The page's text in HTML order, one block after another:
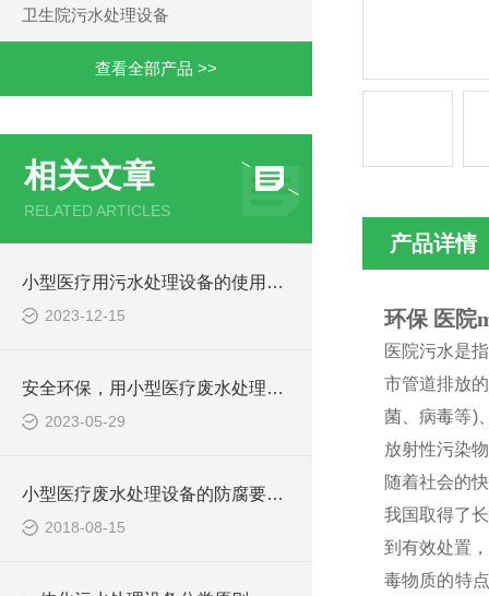
卫生院污水处理设备
查看全部产品 >>
相关文章
RELATED ARTICLES
小型医疗用污水处理设备的使用注意事项
2023-12-15
安全环保，用小型医疗废水处理设备
2023-05-29
小型医疗废水处理设备的防腐要求你做到了吗
2018-08-15
产品详情
环保 医院
医院污水是
市管道排放
菌、病毒等)
放射性污染
随着社会的
我国取得了
到有效处置
毒物质的特